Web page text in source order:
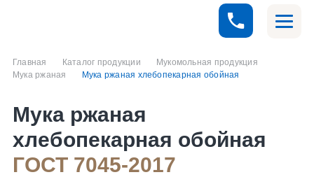
Главная Каталог продукции
Мукомольная продукция
Мука ржаная
Мука ржаная хлебопекарная обойная
Мука ржаная
хлебопекарная обойная
ГОСТ 7045-2017